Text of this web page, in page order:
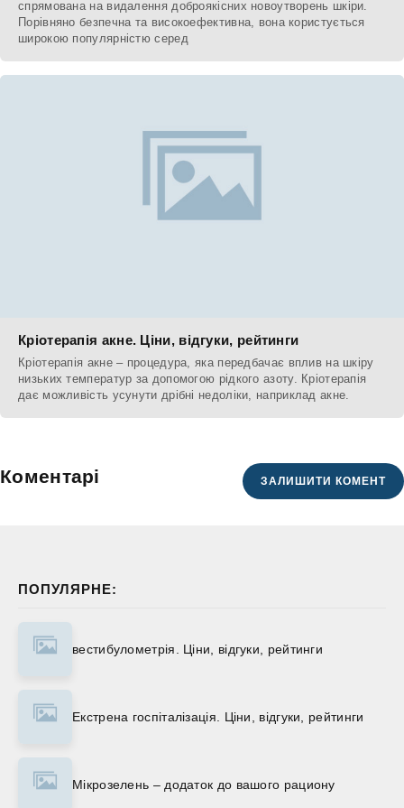
ПОПУЛЯРНЕ:
вестибулометрія. Ціни, відгуки, рейтинги
Екстрена госпіталізація. Ціни, відгуки, рейтинги
Мікрозелень – додаток до вашого рациону
спрямована на видалення доброякісних новоутворень шкіри.
Порівняно безпечна та високоефективна, вона користується
широкою популярністю серед
Кріотерапія акне. Ціни, відгуки, рейтинги
Кріотерапія акне – процедура, яка передбачає вплив на шкіру
низьких температур за допомогою рідкого азоту. Кріотерапія
дає можливість усунути дрібні недоліки, наприклад акне.
Коментарі ЗАЛИШИТИ КОМЕНТ